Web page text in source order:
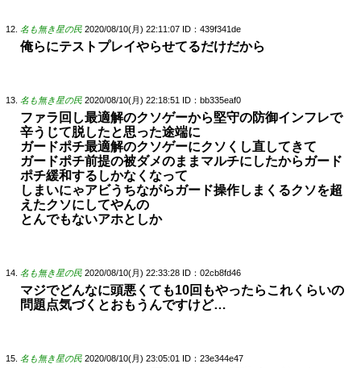
名も無き星の民 2020/08/10(月) 22:11:07 ID：439f341de
俺らにテストプレイやらせてるだけだから
名も無き星の民 2020/08/10(月) 22:18:51 ID：bb335eaf0
ファラ回し最適解のクソゲーから堅守の防御インフレで
辛うじて脱したと思った途端に
ガードポチ最適解のクソゲーにクソくし直してきて
ガードポチ前提の被ダメのままマルチにしたからガード
ポチ緩和するしかなくなって
しまいにゃアビうちながらガード操作しまくるクソを超
えたクソにしてやんの
とんでもないアホとしか
名も無き星の民 2020/08/10(月) 22:33:28 ID：02cb8fd46
マジでどんなに頭悪くても10回もやったらこれくらいの
問題点気づくとおもうんですけど…
名も無き星の民 2020/08/10(月) 23:05:01 ID：23e344e47